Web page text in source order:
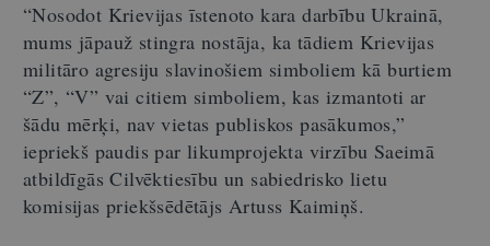
“Nosodot Krievijas īstenoto kara darbību Ukrainā,
mums jāpauž stingra nostāja, ka tādiem Krievijas
militāro agresiju slavinošiem simboliem kā burtiem
“Z”, “V” vai citiem simboliem, kas izmantoti ar
šādu mērķi, nav vietas publiskos pasākumos,”
iepriekš paudis par likumprojekta virzību Saeimā
atbildīgās Cilvēktiesību un sabiedrisko lietu
komisijas priekšsēdētājs Artuss Kaimiņš.